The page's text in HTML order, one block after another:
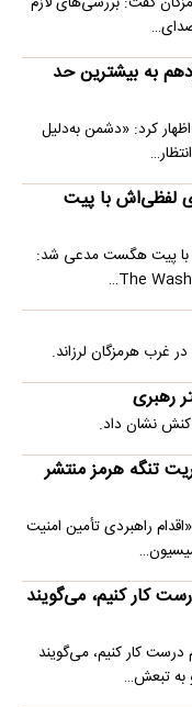
به بیشترین حد
کرد: «دشمن به‌دلیل
لفظی‌اش با پیت
با پیت هگست مدعی شد:
رهبری
نشان داد.
تنگه هرمز منتشر
راهبردی تأمین امنیت
درست کار کنیم، می‌گویند
می‌خواهیم درست کار کنیم، می‌گویند
به تبعش…